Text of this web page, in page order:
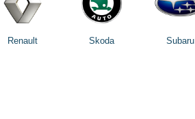
Renault Skoda Subaru